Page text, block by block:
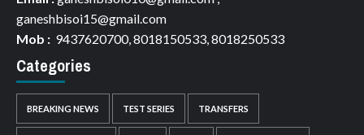
ganeshbisoi15@gmail.com
Mob : 9437620700, 8018150533, 8018250533
Categories
BREAKING NEWS TEST SERIES TRANSFERS